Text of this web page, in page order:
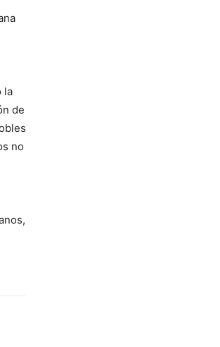
la
de
no